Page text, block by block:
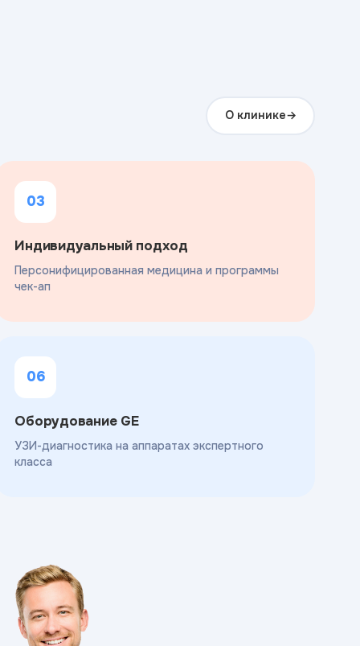
О клинике
03
Индивидуальный подход
Персонифицированная медицина и программы
чек-ап
06
Оборудование GE
УЗИ-диагностика на аппаратах экспертного
класса